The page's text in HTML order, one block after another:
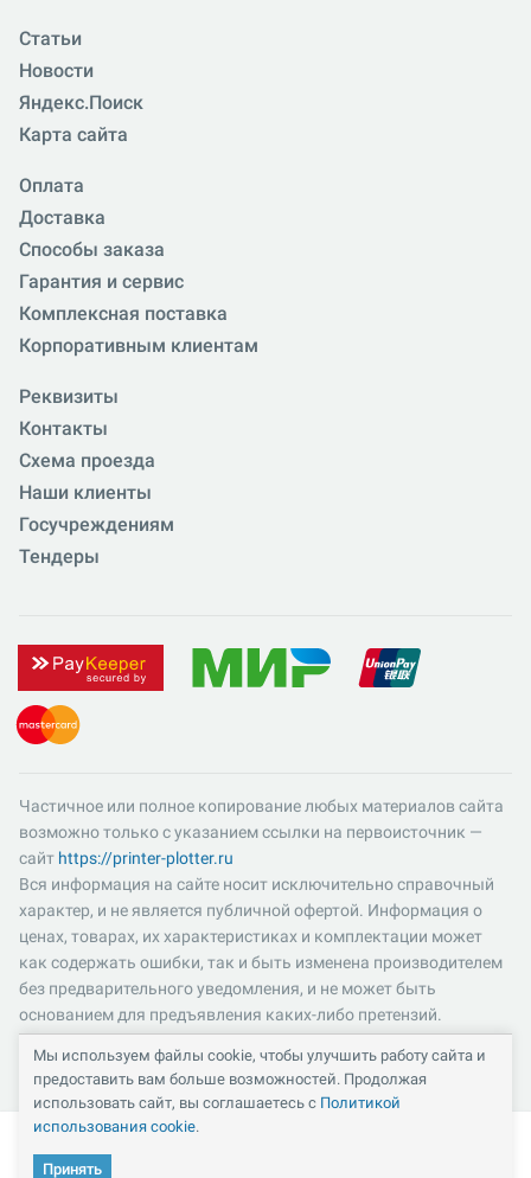
Кабинет
Статьи
Новости
Яндекс.Поиск
Карта сайта
Оплата
Доставка
Способы заказа
Гарантия и сервис
Комплексная поставка
Корпоративным клиентам
Реквизиты
Контакты
Схема проезда
Наши клиенты
Госучреждениям
Тендеры
Частичное или полное копирование любых материалов сайта
возможно только с указанием ссылки на первоисточник —
сайт https://printer-plotter.ru
Вся информация на сайте носит исключительно справочный
характер, и не является публичной офертой. Информация о
ценах, товарах, их характеристиках и комплектации может
как содержать ошибки, так и быть изменена производителем
без предварительного уведомления, и не может быть
основанием для предъявления каких-либо претензий.
Пожалуйста, уточняйте существенные для вас характеристики
и компоненты комплектации товаров. Все цены указаны в
российских рублях и включают в себя НДС 22%.
Мы используем файлы cookie, чтобы улучшить работу сайта и
предоставить вам больше возможностей. Продолжая
использовать сайт, вы соглашаетесь с Политикой
использования cookie.
Принять